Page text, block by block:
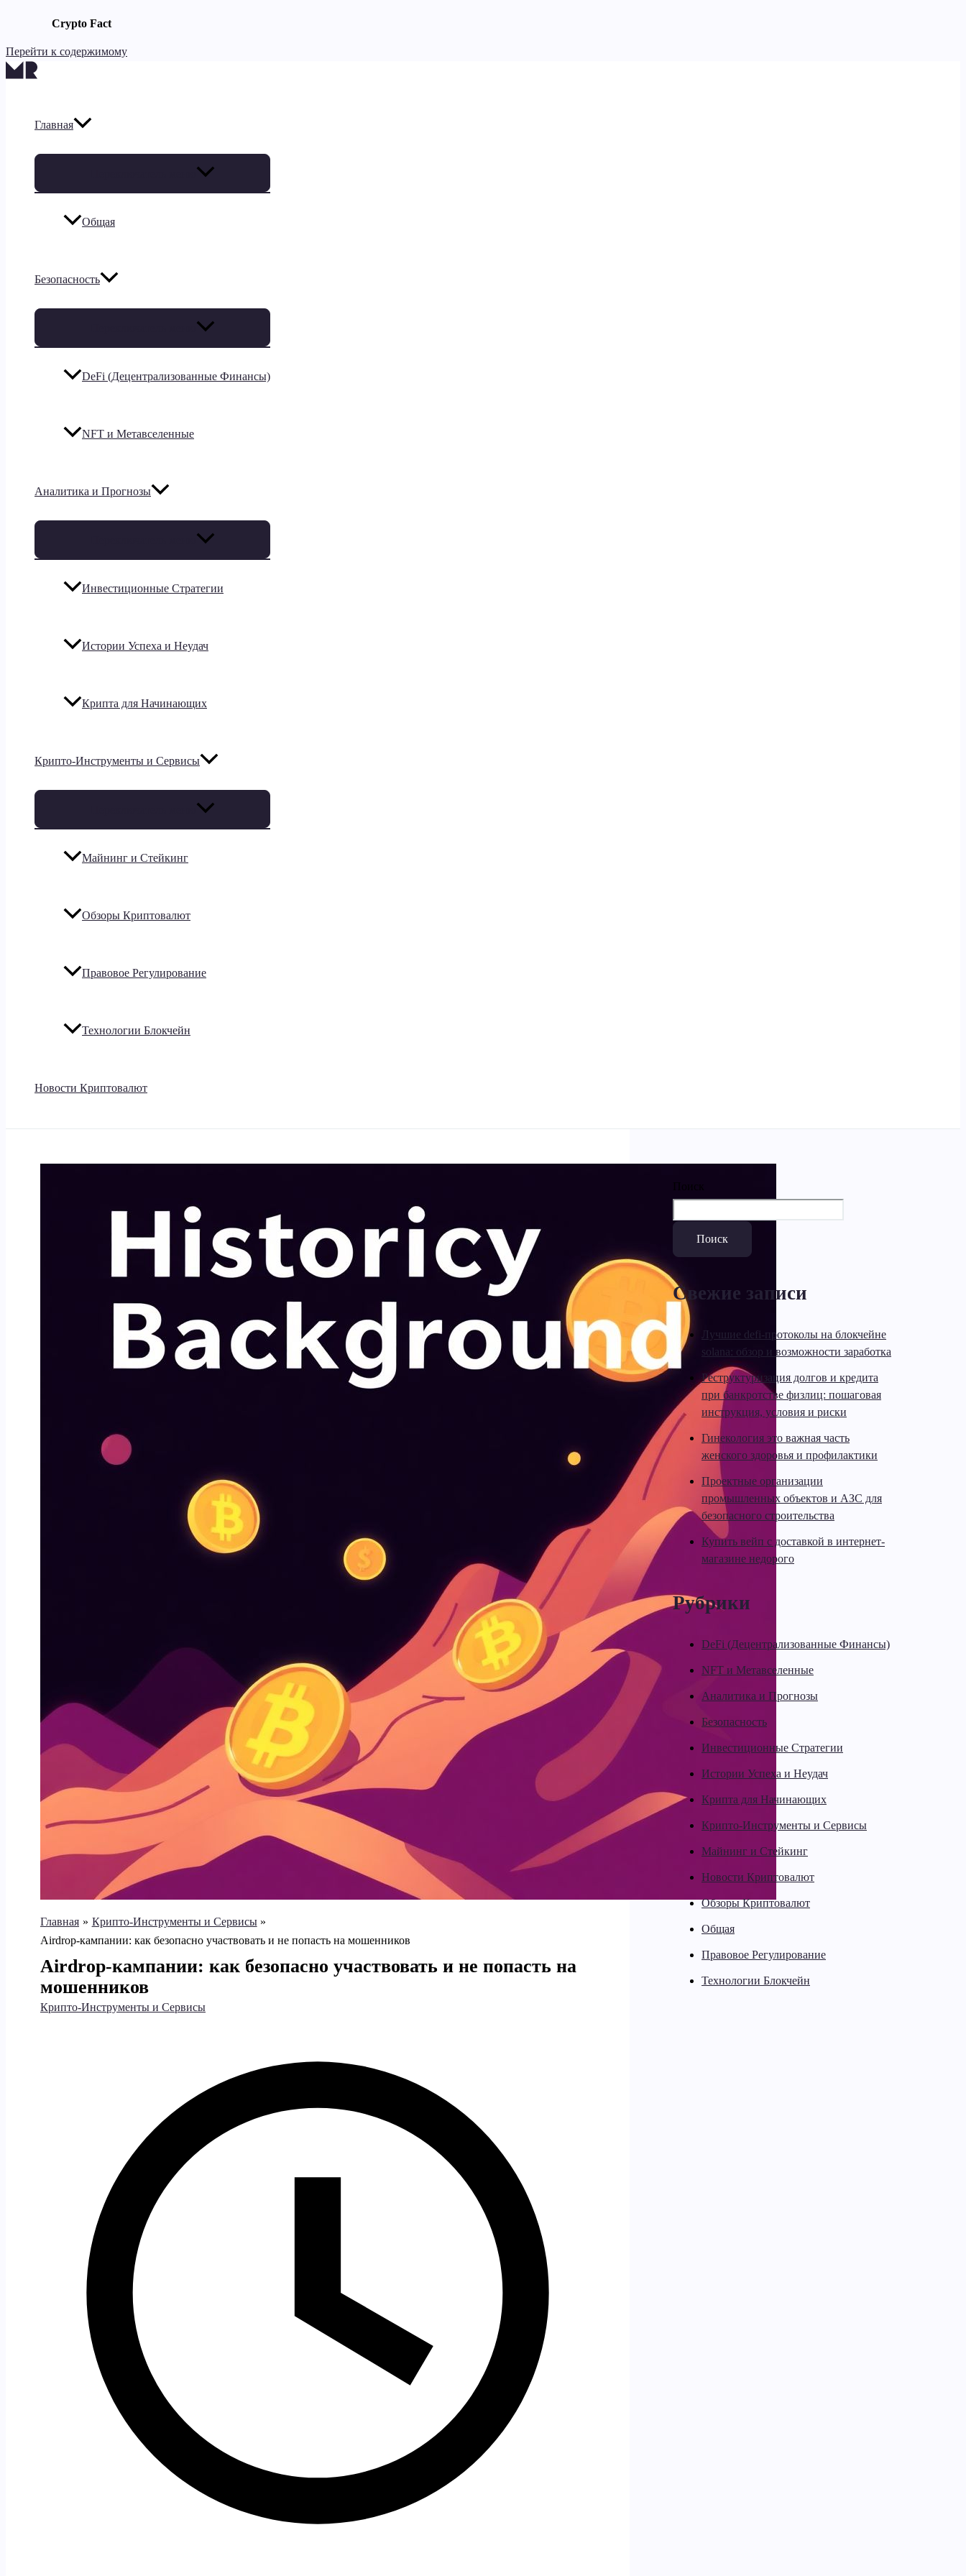
Crypto Fact
Перейти к содержимому
Главная
Общая
Безопасность
DeFi (Децентрализованные Финансы)
NFT и Метавселенные
Аналитика и Прогнозы
Инвестиционные Стратегии
Истории Успеха и Неудач
Крипта для Начинающих
Крипто-Инструменты и Сервисы
Майнинг и Стейкинг
Обзоры Криптовалют
Правовое Регулирование
Технологии Блокчейн
Новости Криптовалют
Главная
Крипто-Инструменты и Сервисы
Airdrop-кампании: как безопасно участвовать и не попасть на мошенников
Airdrop-кампании: как безопасно участвовать и не попасть на
мошенников
Крипто-Инструменты и Сервисы
Поиск
Поиск
Свежие записи
Лучшие defi-протоколы на блокчейне
solana: обзор и возможности заработка
Реструктуризация долгов и кредита
при банкротстве физлиц: пошаговая
инструкция, условия и риски
Гинекология это важная часть
женского здоровья и профилактики
Проектные организации
промышленных объектов и АЗС для
безопасного строительства
Купить вейп с доставкой в интернет-
магазине недорого
Рубрики
DeFi (Децентрализованные Финансы)
NFT и Метавселенные
Аналитика и Прогнозы
Безопасность
Инвестиционные Стратегии
Истории Успеха и Неудач
Крипта для Начинающих
Крипто-Инструменты и Сервисы
Майнинг и Стейкинг
Новости Криптовалют
Обзоры Криптовалют
Общая
Правовое Регулирование
Технологии Блокчейн